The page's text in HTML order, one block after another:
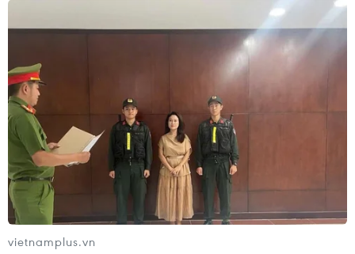
Tính đến 8/5, các tổ chức tín dụng đã cơ cấu lại
thời hạn trả nợ cho trên 215.000 khách hàng với
dư nợ khoảng 130.000 tỷ đồng; miễn, giảm, hạ
lãi suất cho 260.000 khách hàng với dư nợ 1,08
triệu tỷ đồng; cho vay mới lãi suất ưu đãi với
doanh số lũy kế từ 23/1 đến nay đạt khoảng
630.000 tỷ đồng cho khoảng 182.000 khách
hàng, lãi suất thấp hơn phổ biến từ 0,5-2,5% so
với trước dịch; miễn, giảm phí thanh toán
khoảng 1.004 tỷ đồng.
vietnamplus.vn